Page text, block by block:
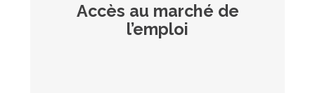
Accès au marché de
l’emploi